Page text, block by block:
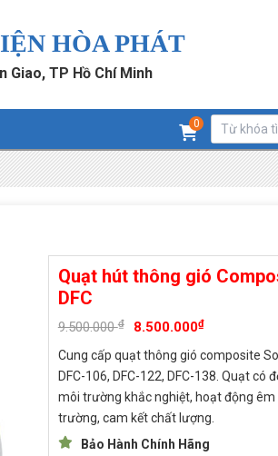
HÒA PHÁT
Giao, TP Hồ Chí Minh
0
Quạt hút thông gió
DFC
9.500.000₫ 8.500.000₫
Cung cấp quạt thông gió composite
DFC-106, DFC-122, DFC-138. Quạt có
môi trường khắc nghiệt, hoạt động êm
trường, cam kết chất lượng.
Bảo Hành Chính Hãng